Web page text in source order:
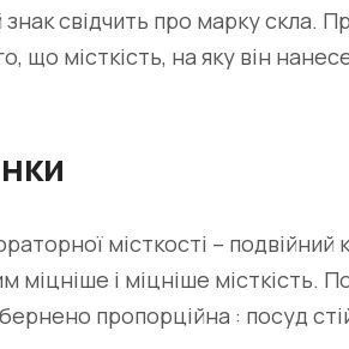
свідчить про марку скла.
що місткість, на яку він
місткості –
міцніше і міцніше місткість.
пропорційна : посуд